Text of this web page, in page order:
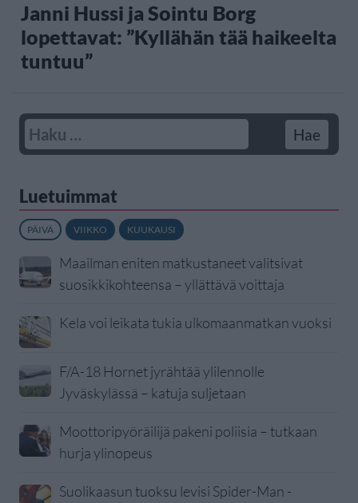
Janni Hussi ja Sointu Borg
lopettavat: ”Kyllähän tää haikeelta
tuntuu”
Luetuimmat
PÄIVÄ VIIKKO KUUKAUSI
Maailman eniten matkustaneet valitsivat
suosikkikohteensa – yllättävä voittaja
Kela voi leikata tukia ulkomaanmatkan vuoksi
F/A-18 Hornet jyrähtää ylilennolle
Jyväskylässä – katuja suljetaan
Moottoripyöräilijä pakeni poliisia – tutkaan
hurja ylinopeus
Suolikaasun tuoksu levisi Spider-Man -